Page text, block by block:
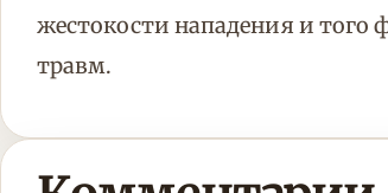
жестокости нападения и
травм.